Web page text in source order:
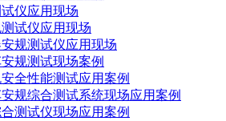
仪应用现场
试仪应用现场
规测试仪应用现场
规测试现场案例
全性能测试应用案例
规综合测试系统现场应用案例
测试仪现场应用案例